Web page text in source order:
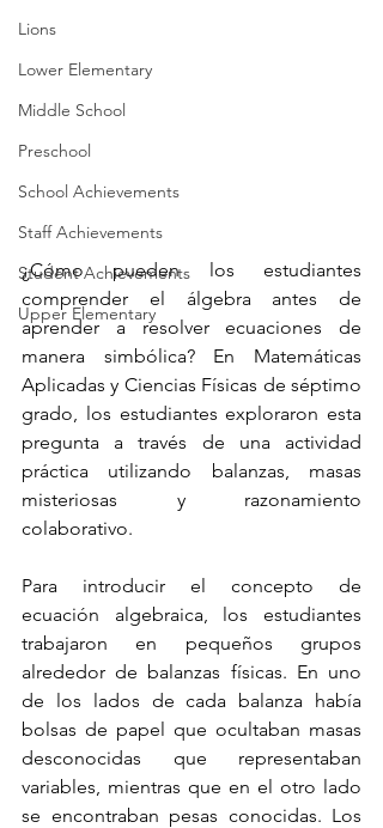
Lions
Lower Elementary
Middle School
Preschool
School Achievements
Staff Achievements
Student Achievements
Upper Elementary
¿Cómo pueden los estudiantes
comprender el álgebra antes de
aprender a resolver ecuaciones de
manera simbólica? En Matemáticas
Aplicadas y Ciencias Físicas de séptimo
grado, los estudiantes exploraron esta
pregunta a través de una actividad
práctica utilizando balanzas, masas
misteriosas y razonamiento
colaborativo.
Para introducir el concepto de
ecuación algebraica, los estudiantes
trabajaron en pequeños grupos
alrededor de balanzas físicas. En uno
de los lados de cada balanza había
bolsas de papel que ocultaban masas
desconocidas que representaban
variables, mientras que en el otro lado
se encontraban pesas conocidas. Los